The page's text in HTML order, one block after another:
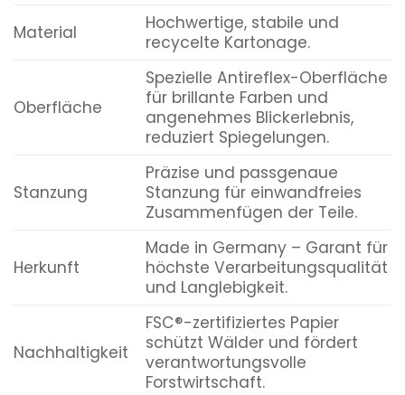
Material
Hochwertige, stabile und
recycelte Kartonage.
Oberfläche
Spezielle Antireflex-Oberfläche
für brillante Farben und
angenehmes Blickerlebnis,
reduziert Spiegelungen.
Stanzung
Präzise und passgenaue
Stanzung für einwandfreies
Zusammenfügen der Teile.
Herkunft
Made in Germany – Garant für
höchste Verarbeitungsqualität
und Langlebigkeit.
Nachhaltigkeit
FSC®-zertifiziertes Papier
schützt Wälder und fördert
verantwortungsvolle
Forstwirtschaft.